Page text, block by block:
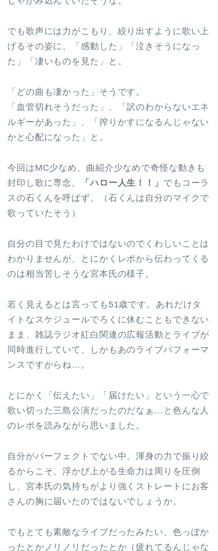
でも歌声には力がこもり、絞り出すように歌い上
げるその姿に、「感動した」「泣きそうになっ
た」「凄いものを見た」と。
「どの曲も凄かった」そうです。
「血管切れそうだった」、「訳のわからないエネ
ルギーがあった」、「搾りかすになるんじゃない
かと心配になった」と。
今回はMC少なめ、曲紹介少なめで奇怪な動きも
封印し歌に専念。
「ハロー人生！！」 でもコーラ
スの石くんを呼ばず。（石くんは自分のマイクで
歌っていたそう）
自分の目で見たわけではないのでくわしいことは
わかりませんが、とにかくレポから伝わってくる
のは相当苦しそうな宮本氏の様子。
若く見えるとは言っても51歳です。あれだけタ
イトなスケジュールでろくに休むこともできない
まま、雑誌ラジオ紅白関連の広報活動とライブが
同時進行していて、しかもあのライブパフォーマ
ンスですからね…。
とにかく「伝えたい」「届けたい」という一心で
歌い切った三島公演だったのだなぁ…と色んな人
のレポを読みながら思いました。
自分がパーフェクトでない中、渾身の力で振り絞
るからこそ、浮かび上がる生命力は周りを圧倒
し、宮本氏の気持ちがより強くストレートにお客
さんの胸に届いたのではないでしょうか。
でもとても素敵なライブだったみたい。色っぽか
ったとかノリノリだったとか（疲れてるんじゃな